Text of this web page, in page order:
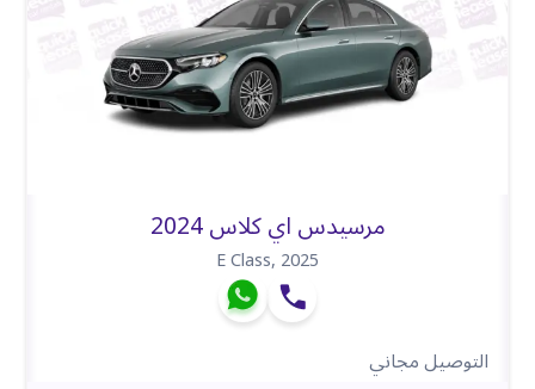
مرسيدس اي كلاس 2024
E Class,2025
التوصيل مجاني